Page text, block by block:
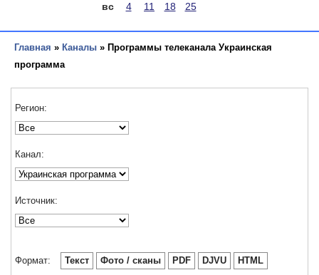
вс
4 11 18 25
Главная » Каналы » Программы телеканала Украинская
программа
Регион:
Канал:
Источник:
Формат: Текст Фото / сканы PDF DJVU HTML